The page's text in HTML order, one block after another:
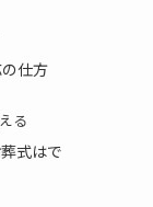
仕方
る
式はで